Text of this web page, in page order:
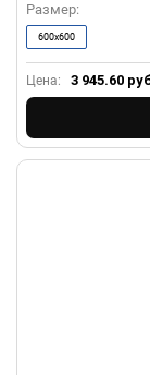
Цена: 3 945.60
Размер:
600x600